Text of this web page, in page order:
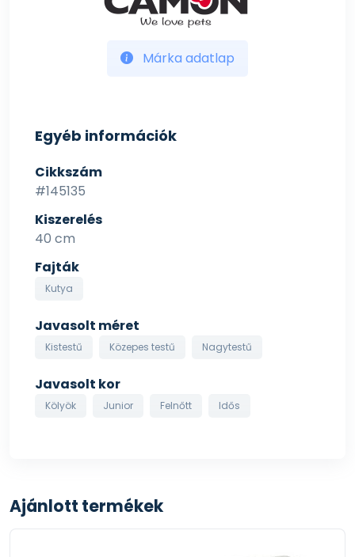
Márka adatlap
Egyéb információk
Cikkszám
#145135
Kiszerelés
40 cm
Fajták
Kutya
Javasolt méret
Kistestű Közepes testű Nagytestű
Javasolt kor
Kölyök Junior Felnőtt Idős
Ajánlott termékek